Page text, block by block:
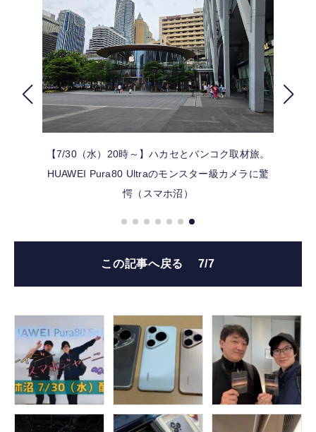
公式ストア
FOLLOW US
【7/30（水）20時～】ハカセとバンコク取材旅。
HUAWEI Pura80 Ultraのモンスター級カメラに驚
愕（スマホ沼）
この記事へ戻る 7/7